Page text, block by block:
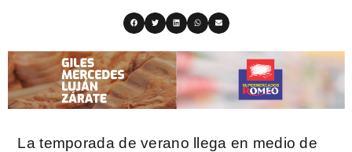
La temporada de verano llega en medio de